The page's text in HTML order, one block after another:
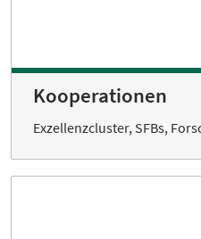
Kooperationen
Exzellenzcluster, SFBs,